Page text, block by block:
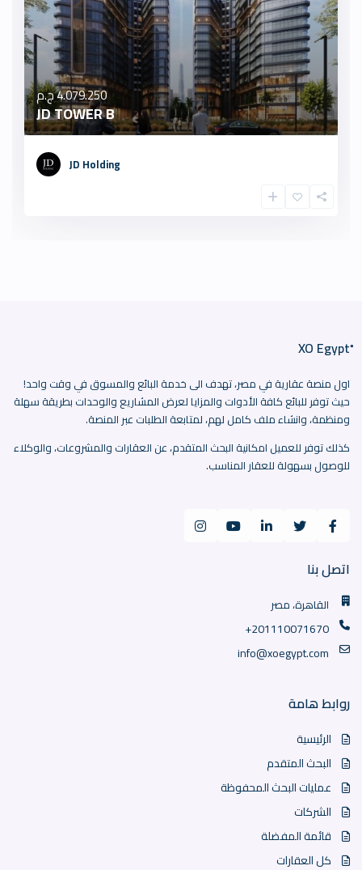
4.079.250 ج.م
JD TOWER B
JD Holding
اول منصة عقارية في مصر، تهدف الى خدمة البائع والمسوق في وقت واحد!
حيث توفر للبائع كافة الأدوات والمزايا لعرض المشاريع والوحدات بطريقة سهلة
ومنظمة، وانشاء ملف كامل لهم، لمتابعة الطلبات عبر المنصة.
كذلك توفر للعميل امكانية البحث المتقدم، عن العقارات والمشروعات، والوكلاء
للوصول بسهولة للعقار المناسب.
اتصل بنا
القاهرة، مصر
+201110071670
info@xoegypt.com
روابط هامة
الرئيسية
البحث المتقدم
عمليات البحث المحفوظة
الشركات
قائمة المفضلة
كل العقارات